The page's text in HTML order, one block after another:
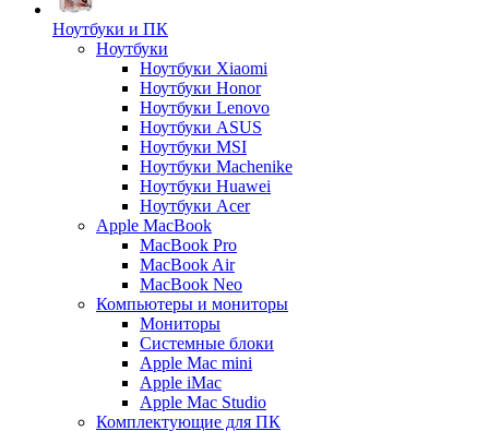
Ноутбуки и ПК
Ноутбуки
Ноутбуки Xiaomi
Ноутбуки Honor
Ноутбуки Lenovo
Ноутбуки ASUS
Ноутбуки MSI
Ноутбуки Machenike
Ноутбуки Huawei
Ноутбуки Acer
Apple MacBook
MacBook Pro
MacBook Air
MacBook Neo
Компьютеры и мониторы
Мониторы
Системные блоки
Apple Mac mini
Apple iMac
Apple Mac Studio
Комплектующие для ПК